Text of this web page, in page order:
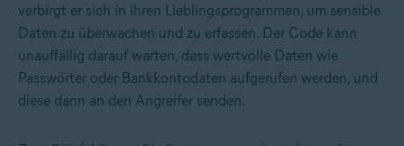
verbirgt er sich in Ihren Lieblingsprogrammen, um sensible
Daten zu überwachen und zu erfassen. Der Code kann
unauffällig darauf warten, dass wertvolle Daten wie
Passwörter oder Bankkontodaten aufgerufen werden, und
diese dann an den Angreifer senden.